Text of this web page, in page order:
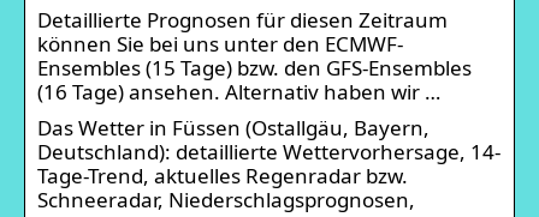
Detaillierte Prognosen für diesen Zeitraum
können Sie bei uns unter den ECMWF-
Ensembles (15 Tage) bzw. den GFS-Ensembles
(16 Tage) ansehen. Alternativ haben wir …
Das Wetter in Füssen (Ostallgäu, Bayern,
Deutschland): detaillierte Wettervorhersage, 14-
Tage-Trend, aktuelles Regenradar bzw.
Schneeradar, Niederschlagsprognosen,